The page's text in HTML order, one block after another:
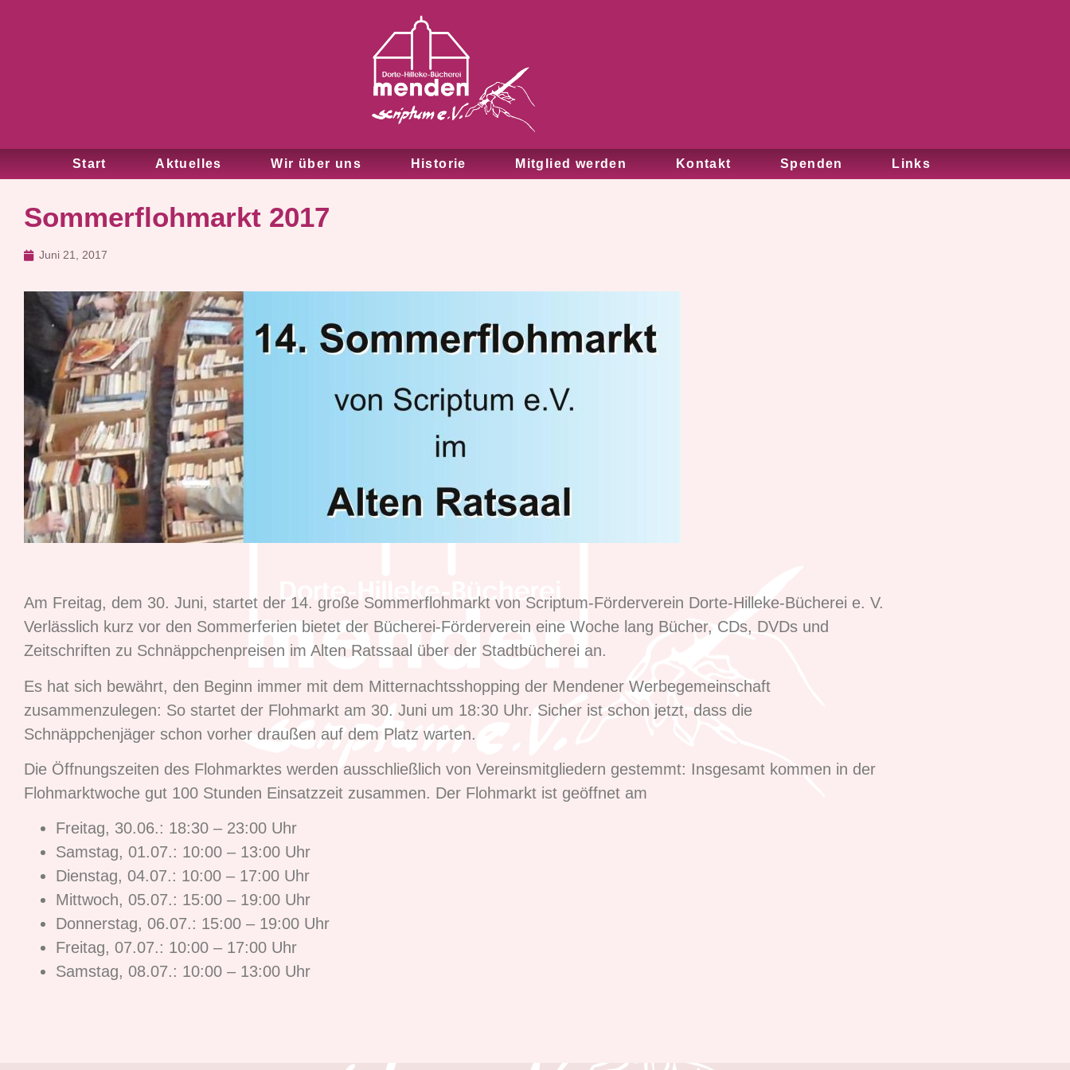
Start Aktuelles Wir über uns Historie Mitglied werden Kontakt Spenden Links
Sommerflohmarkt 2017
Juni 21, 2017
Am Freitag, dem 30. Juni, startet der 14. große Sommerflohmarkt von Scriptum-Förderverein Dorte-Hilleke-Bücherei e. V.
Verlässlich kurz vor den Sommerferien bietet der Bücherei-Förderverein eine Woche lang Bücher, CDs, DVDs und
Zeitschriften zu Schnäppchenpreisen im Alten Ratssaal über der Stadtbücherei an.
Es hat sich bewährt, den Beginn immer mit dem Mitternachtsshopping der Mendener Werbegemeinschaft
zusammenzulegen: So startet der Flohmarkt am 30. Juni um 18:30 Uhr. Sicher ist schon jetzt, dass die
Schnäppchenjäger schon vorher draußen auf dem Platz warten.
Die Öffnungszeiten des Flohmarktes werden ausschließlich von Vereinsmitgliedern gestemmt: Insgesamt kommen in der
Flohmarktwoche gut 100 Stunden Einsatzzeit zusammen. Der Flohmarkt ist geöffnet am
Freitag, 30.06.: 18:30 – 23:00 Uhr
Samstag, 01.07.: 10:00 – 13:00 Uhr
Dienstag, 04.07.: 10:00 – 17:00 Uhr
Mittwoch, 05.07.: 15:00 – 19:00 Uhr
Donnerstag, 06.07.: 15:00 – 19:00 Uhr
Freitag, 07.07.: 10:00 – 17:00 Uhr
Samstag, 08.07.: 10:00 – 13:00 Uhr